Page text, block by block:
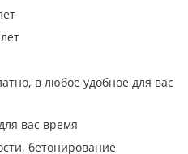
в любое удобное для вас
вас время
бетонирование